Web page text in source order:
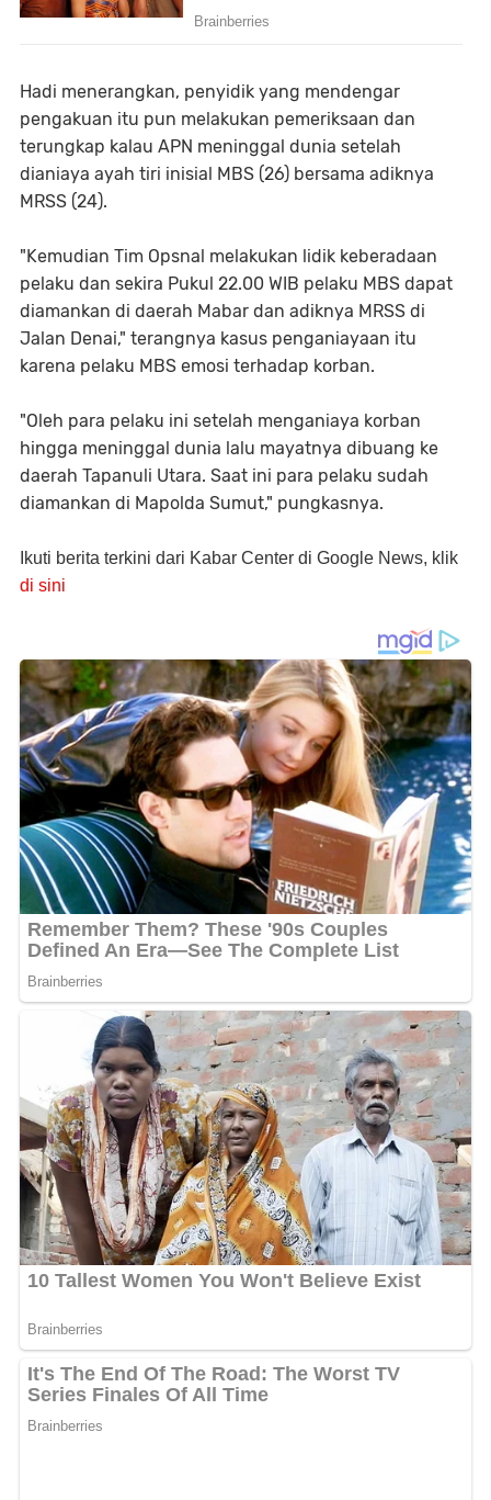
Hadi menerangkan, penyidik yang mendengar
pengakuan itu pun melakukan pemeriksaan dan
terungkap kalau APN meninggal dunia setelah
dianiaya ayah tiri inisial MBS (26) bersama adiknya
MRSS (24).
"Kemudian Tim Opsnal melakukan lidik keberadaan
pelaku dan sekira Pukul 22.00 WIB pelaku MBS dapat
diamankan di daerah Mabar dan adiknya MRSS di
Jalan Denai," terangnya kasus penganiayaan itu
karena pelaku MBS emosi terhadap korban.
"Oleh para pelaku ini setelah menganiaya korban
hingga meninggal dunia lalu mayatnya dibuang ke
daerah Tapanuli Utara. Saat ini para pelaku sudah
diamankan di Mapolda Sumut," pungkasnya.
Ikuti berita terkini dari Kabar Center di Google News, klik
di sini